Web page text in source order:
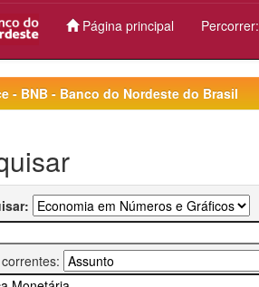
Página principal Percorrer:
- BNB - Banco do Nordeste do Brasil